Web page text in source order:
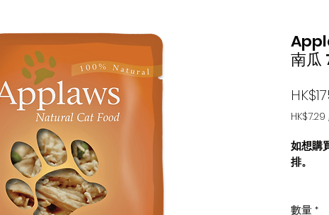
南瓜
HK$7.29
70
公
克
格
如想購
排。
★ 環保
數量 *